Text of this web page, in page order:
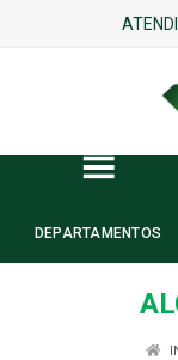
DEPARTAMENTOS